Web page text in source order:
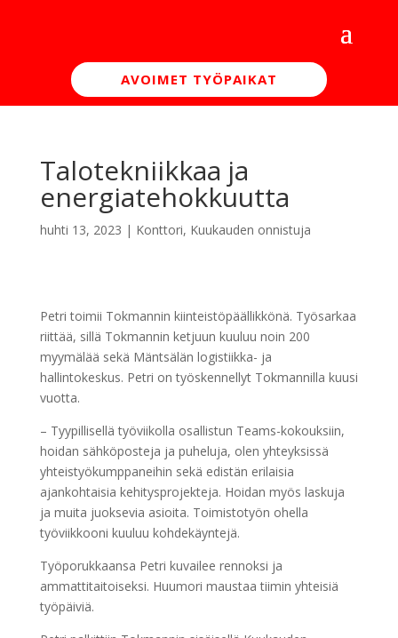
AVOIMET TYÖPAIKAT
Talotekniikkaa ja
energiatehokkuutta
huhti 13, 2023 | Konttori, Kuukauden onnistuja
Petri toimii Tokmannin kiinteistöpäällikkönä. Työsarkaa
riittää, sillä Tokmannin ketjuun kuuluu noin 200
myymälää sekä Mäntsälän logistiikka- ja
hallintokeskus. Petri on työskennellyt Tokmannilla kuusi
vuotta.
– Tyypillisellä työviikolla osallistun Teams-kokouksiin,
hoidan sähköposteja ja puheluja, olen yhteyksissä
yhteistyökumppaneihin sekä edistän erilaisia
ajankohtaisia kehitysprojekteja. Hoidan myös laskuja
ja muita juoksevia asioita. Toimistotyön ohella
työviikkooni kuuluu kohdekäyntejä.
Työporukkaansa Petri kuvailee rennoksi ja
ammattitaitoiseksi. Huumori maustaa tiimin yhteisiä
työpäiviä.